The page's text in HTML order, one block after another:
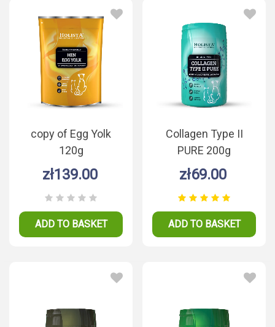
copy of Egg Yolk
120g
zł139.00
ADD TO BASKET
Collagen Type II
PURE 200g
zł69.00
ADD TO BASKET